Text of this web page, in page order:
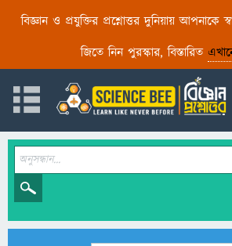
বিজ্ঞান ও প্রযুক্তির প্রশ্নোত্তর দুনিয়ায় আপনাকে
জিতে নিন পুরস্কার, বিস্তারিত